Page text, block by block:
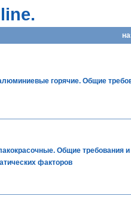
.
горячие. Общие
Общие требования
факторов